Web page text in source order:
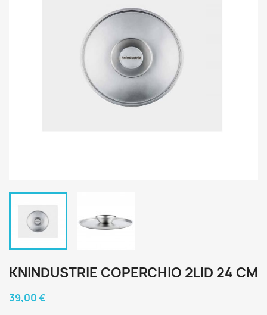
KNINDUSTRIE COPERCHIO 2LID 24 CM
39,00 €